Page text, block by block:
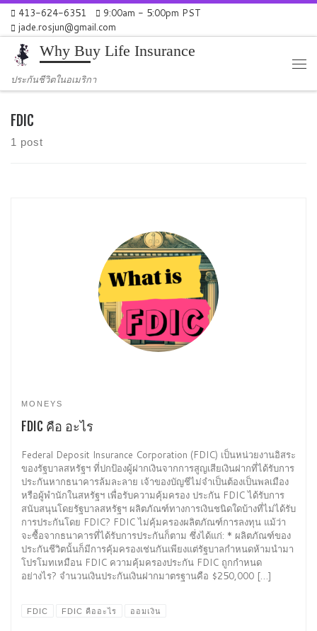
Skip to content
413-624-6351
9:00am - 5:00pm PST
jade.rosjun@gmail.com
Why Buy Life Insurance
ประกันชีวิตในอเมริกา
FDIC
1 post
MONEYS
FDIC คือ อะไร
Federal Deposit Insurance Corporation (FDIC) เป็นหน่วยงานอิสระ
ของรัฐบาลสหรัฐฯ ที่ปกป้องผู้ฝากเงินจากการสูญเสียเงินฝากที่ได้รับการ
ประกันหากธนาคารล้มละลาย เจ้าของบัญชีไม่จำเป็นต้องเป็นพลเมือง
หรือผู้พำนักในสหรัฐฯ เพื่อรับความคุ้มครอง ประกัน FDIC ได้รับการ
สนับสนุนโดยรัฐบาลสหรัฐฯ ผลิตภัณฑ์ทางการเงินชนิดใดบ้างที่ไม่ได้รับ
การประกันโดย FDIC? FDIC ไม่คุ้มครองผลิตภัณฑ์การลงทุน แม้ว่า
จะซื้อจากธนาคารที่ได้รับการประกันก็ตาม ซึ่งได้แก่: * ผลิตภัณฑ์ของ
ประกันชีวิตนั้นก็มีการคุ้มครองเช่นกันเพียงแต่รัฐบาลกำหนดห้ามนำมา
โปรโมทเหมือน FDIC ความคุ้มครองประกัน FDIC ถูกกำหนด
อย่างไร? จำนวนเงินประกันเงินฝากมาตรฐานคือ $250,000 […]
FDIC FDIC คืออะไร ออมเงิน